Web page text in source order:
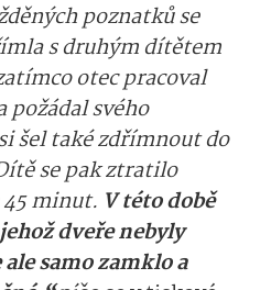
poznatků se
s druhým dítětem
otec pracoval
požádal svého
šel také zdřímnout do
se pak ztratilo
minut. V této době
dveře nebyly
samo zamklo a